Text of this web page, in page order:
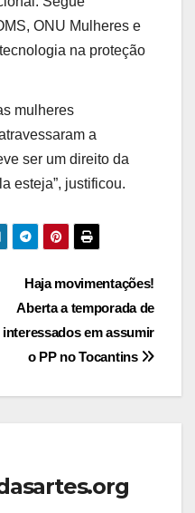
ONU Mulheres e
na proteção
mulheres
a
ser um direito da
esteja”, justificou.
Haja movimentações!
Aberta a temporada de
interessados em assumir
o PP no Tocantins